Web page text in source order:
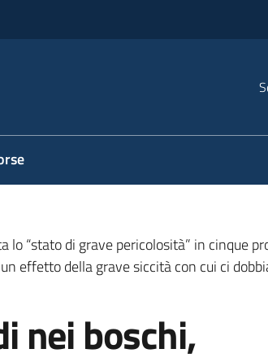
“stato di grave pericolosità” in cinque
effetto della grave siccità con cui ci
nei boschi,